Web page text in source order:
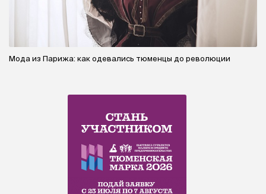
Мода из Парижа: как одевались тюменцы до революции